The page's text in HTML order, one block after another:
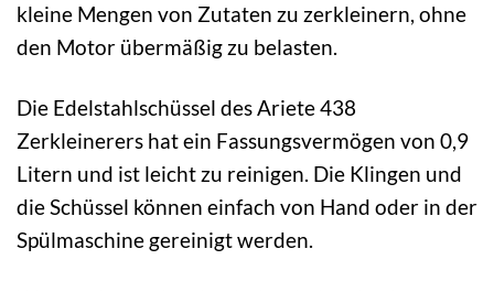
kleine Mengen von Zutaten zu zerkleinern, ohne
den Motor übermäßig zu belasten.
Die Edelstahlschüssel des Ariete 438
Zerkleinerers hat ein Fassungsvermögen von 0,9
Litern und ist leicht zu reinigen. Die Klingen und
die Schüssel können einfach von Hand oder in der
Spülmaschine gereinigt werden.